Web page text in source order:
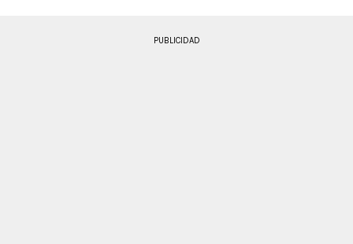
PUBLICIDAD